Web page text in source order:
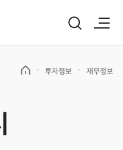
투자정보 재무정보